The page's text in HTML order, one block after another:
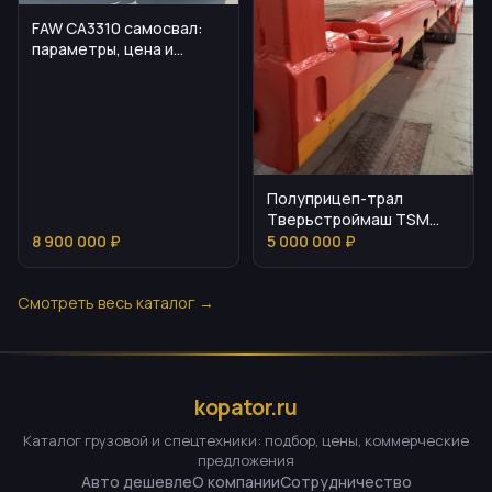
FAW CA3310 самосвал:
параметры, цена и
8 900 000 ₽
Полуприцеп-трал
Тверьстроймаш TSM
99394: ключевые
5 000 000 ₽
Смотреть весь каталог →
kopator.ru
Каталог грузовой и спецтехники: подбор, цены, коммерческие
предложения
Авто дешевлеО компанииСотрудничество